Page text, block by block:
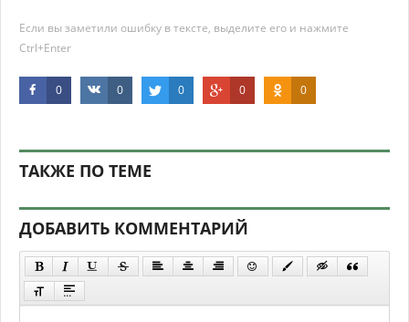
Если вы заметили ошибку в тексте, выделите его и нажмите
Ctrl+Enter
0 0 0 0 0
ТАКЖЕ ПО ТЕМЕ
ДОБАВИТЬ КОММЕНТАРИЙ